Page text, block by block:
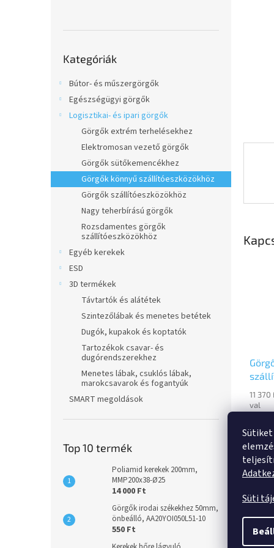
Süti
átugrása
Kategóriák
Bútor- és műszergörgők
Egészségügyi görgők
Logisztikai- és ipari görgők
Görgők extrém terhelésekhez
Elektromosan vezető görgők
Görgők sütőkemencékhez
Görgők könnyű szállítóeszközökhöz
Görgők szállítóeszközökhöz
Nagy teherbírású görgők
Rozsdamentes görgők
szállítóeszközökhöz
Egyéb kerekek
ESD
3D termékek
Távtartók és alátétek
Szintezőlábak és menetes betétek
Dugók, kupakok és koptatók
Tartozékok csavar- és
dugórendszerekhez
Menetes lábak, csuklós lábak,
marokcsavarok és fogantyúk
SMART megoldások
Top 10 termék
Poliamid kerekek 200mm,
MMP200x38-Ø25
14 000 Ft
Görgők irodai székekhez 50mm,
önbeálló, AA20YOI050L51-10
550 Ft
11 370
val
8